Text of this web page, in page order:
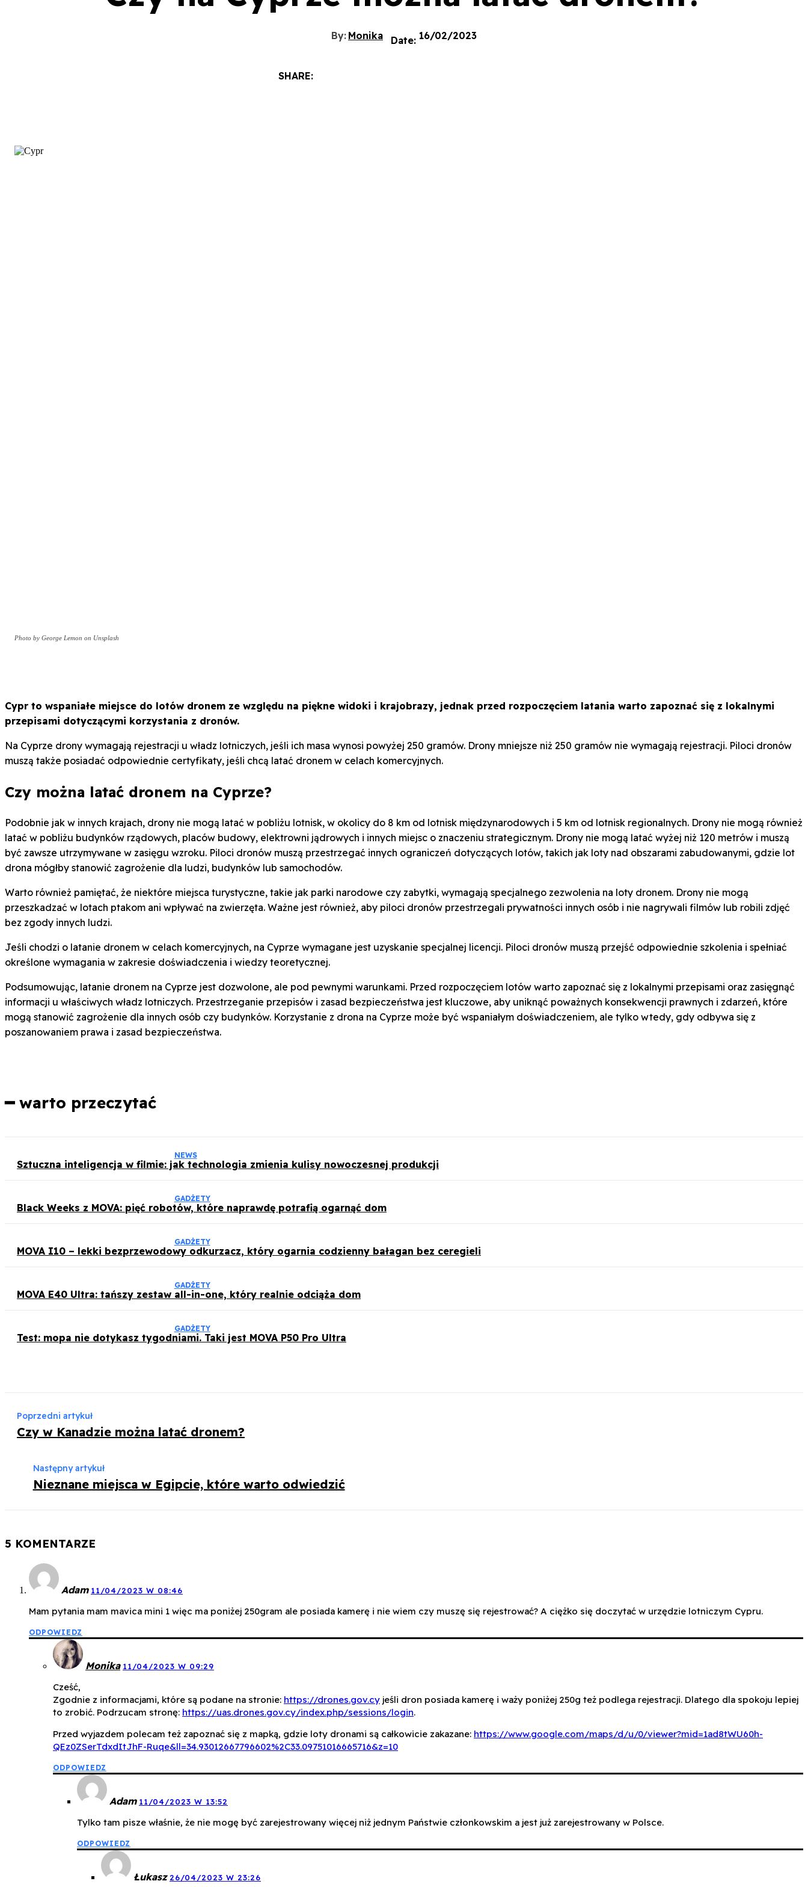
By: Monika Date: 16/02/2023
SHARE:
Photo by George Lemon on Unsplash
Cypr to wspaniałe miejsce do lotów dronem ze względu na piękne widoki i krajobrazy, jednak przed rozpoczęciem latania warto zapoznać się z lokalnymi
przepisami dotyczącymi korzystania z dronów.
Na Cyprze drony wymagają rejestracji u władz lotniczych, jeśli ich masa wynosi powyżej 250 gramów. Drony mniejsze niż 250 gramów nie wymagają rejestracji. Piloci dronów
muszą także posiadać odpowiednie certyfikaty, jeśli chcą latać dronem w celach komercyjnych.
Czy można latać dronem na Cyprze?
Podobnie jak w innych krajach, drony nie mogą latać w pobliżu lotnisk, w okolicy do 8 km od lotnisk międzynarodowych i 5 km od lotnisk regionalnych. Drony nie mogą również
latać w pobliżu budynków rządowych, placów budowy, elektrowni jądrowych i innych miejsc o znaczeniu strategicznym. Drony nie mogą latać wyżej niż 120 metrów i muszą
być zawsze utrzymywane w zasięgu wzroku. Piloci dronów muszą przestrzegać innych ograniczeń dotyczących lotów, takich jak loty nad obszarami zabudowanymi, gdzie lot
drona mógłby stanowić zagrożenie dla ludzi, budynków lub samochodów.
Warto również pamiętać, że niektóre miejsca turystyczne, takie jak parki narodowe czy zabytki, wymagają specjalnego zezwolenia na loty dronem. Drony nie mogą
przeszkadzać w lotach ptakom ani wpływać na zwierzęta. Ważne jest również, aby piloci dronów przestrzegali prywatności innych osób i nie nagrywali filmów lub robili zdjęć
bez zgody innych ludzi.
Jeśli chodzi o latanie dronem w celach komercyjnych, na Cyprze wymagane jest uzyskanie specjalnej licencji. Piloci dronów muszą przejść odpowiednie szkolenia i spełniać
określone wymagania w zakresie doświadczenia i wiedzy teoretycznej.
Podsumowując, latanie dronem na Cyprze jest dozwolone, ale pod pewnymi warunkami. Przed rozpoczęciem lotów warto zapoznać się z lokalnymi przepisami oraz zasięgnąć
informacji u właściwych władz lotniczych. Przestrzeganie przepisów i zasad bezpieczeństwa jest kluczowe, aby uniknąć poważnych konsekwencji prawnych i zdarzeń, które
mogą stanowić zagrożenie dla innych osób czy budynków. Korzystanie z drona na Cyprze może być wspaniałym doświadczeniem, ale tylko wtedy, gdy odbywa się z
poszanowaniem prawa i zasad bezpieczeństwa.
━ warto przeczytać
NEWS
Sztuczna inteligencja w filmie: jak technologia zmienia kulisy nowoczesnej produkcji
GADŻETY
Black Weeks z MOVA: pięć robotów, które naprawdę potrafią ogarnąć dom
GADŻETY
MOVA I10 – lekki bezprzewodowy odkurzacz, który ogarnia codzienny bałagan bez ceregieli
GADŻETY
MOVA E40 Ultra: tańszy zestaw all-in-one, który realnie odciąża dom
GADŻETY
Test: mopa nie dotykasz tygodniami. Taki jest MOVA P50 Pro Ultra
Poprzedni artykuł
Czy w Kanadzie można latać dronem?
Następny artykuł
Nieznane miejsca w Egipcie, które warto odwiedzić
5 KOMENTARZE
Adam 11/04/2023 W 08:46
Mam pytania mam mavica mini 1 więc ma poniżej 250gram ale posiada kamerę i nie wiem czy muszę się rejestrować? A ciężko się doczytać w urzędzie lotniczym Cypru.
ODPOWIEDZ
Monika 11/04/2023 W 09:29
Cześć,
Zgodnie z informacjami, które są podane na stronie: https://drones.gov.cy jeśli dron posiada kamerę i waży poniżej 250g też podlega rejestracji. Dlatego dla spokoju lepiej
to zrobić. Podrzucam stronę: https://uas.drones.gov.cy/index.php/sessions/login.
Przed wyjazdem polecam też zapoznać się z mapką, gdzie loty dronami są całkowicie zakazane: https://www.google.com/maps/d/u/0/viewer?mid=1ad8tWU60h-
QEz0ZSerTdxdItJhF-Ruqe&ll=34.93012667796602%2C33.09751016665716&z=10
ODPOWIEDZ
Adam 11/04/2023 W 13:52
Tylko tam pisze właśnie, że nie mogę być zarejestrowany więcej niż jednym Państwie członkowskim a jest już zarejestrowany w Polsce.
ODPOWIEDZ
Łukasz 26/04/2023 W 23:26